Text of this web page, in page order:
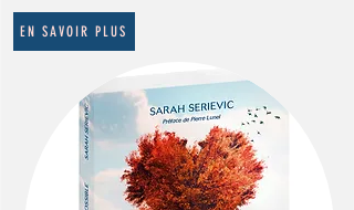
EN SAVOIR PLUS